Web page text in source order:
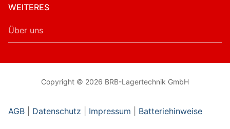
WEITERES
Über uns
Copyright © 2026 BRB-Lagertechnik GmbH
AGB Datenschutz Impressum Batteriehinweise